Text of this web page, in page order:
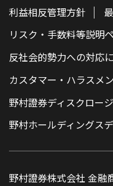
利益相反管理方針
リスク・手数料等説明
反社会的勢力への対応
カスタマー・ハラスメ
野村證券ディスクロー
野村ホールディングス
野村證券株式会社 金融